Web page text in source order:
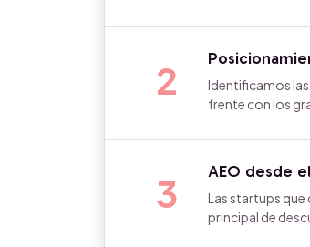
2
Identificamos
frente con los
3 AEO desde
Las startups que
principal de